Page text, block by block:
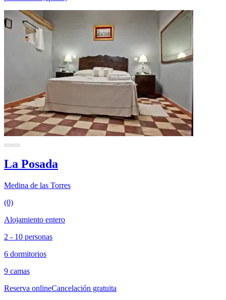
La Posada
Medina de las Torres
(0)
Alojamiento entero
2 - 10 personas
6 dormitorios
9 camas
Reserva onlineCancelación gratuita